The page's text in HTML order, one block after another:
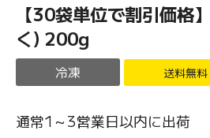
【30袋単位で割引価格
く) 200g
冷凍 送料無料
通常1～3営業日以内に出荷